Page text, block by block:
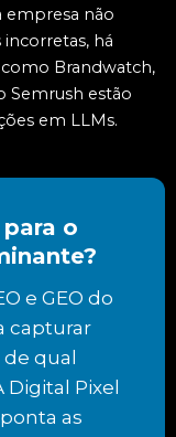
empresa não
há
Brandwatch,
Semrush estão
em LLMs.
o
e GEO do
capturar
qual
Pixel
as